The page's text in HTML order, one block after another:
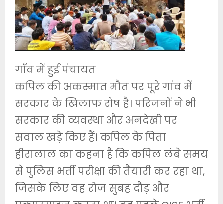
गाँव में हुई पंचायत
कपिल की अकस्मात मौत पर पूरे गांव में
सरकार के खिलाफ रोष है। परिजनों ने भी
सरकार की व्यवस्था और अनदेखी पर
सवाल खड़े किए हैं। कपिल के पिता
हीरालाल का कहना है कि कपिल लंबे समय
से पुलिस भर्ती परीक्षा की तैयारी कर रहा था,
जिसके लिए वह रोज सुबह दौड़ और